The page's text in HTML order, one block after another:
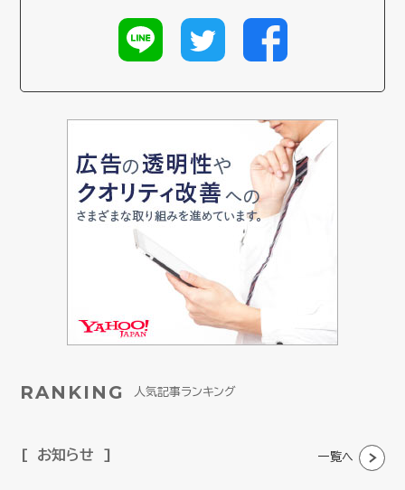
RANKING 人気記事ランキング
お知らせ 一覧へ